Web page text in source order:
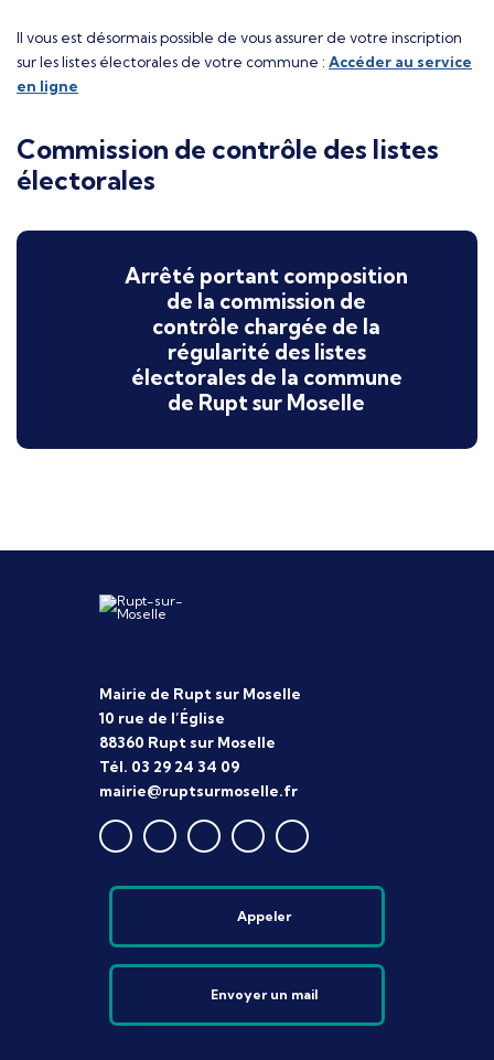
Il vous est désormais possible de vous assurer de votre inscription
sur les listes électorales de votre commune : Accéder au service
en ligne
Commission de contrôle des listes
électorales
Arrêté portant composition
de la commission de
contrôle chargée de la
régularité des listes
électorales de la commune
de Rupt sur Moselle
Mairie de Rupt sur Moselle
10 rue de l’Église
88360 Rupt sur Moselle
Tél. 03 29 24 34 09
mairie@ruptsurmoselle.fr
Appeler
Envoyer un mail